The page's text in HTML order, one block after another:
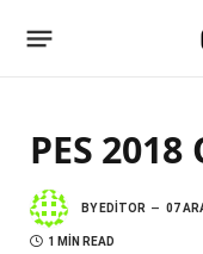
PES 2018
BY EDITOR 07
1 MIN READ